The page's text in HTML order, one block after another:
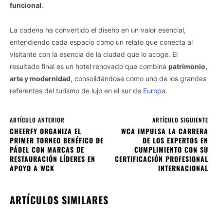
funcional.
La cadena ha convertido el diseño en un valor esencial,
entendiendo cada espacio como un relato que conecta al
visitante con la esencia de la ciudad que lo acoge. El
resultado final es un hotel renovado que combina patrimonio,
arte y modernidad, consolidándose como uno de los grandes
referentes del turismo de lujo en el sur de Europa.
ARTÍCULO ANTERIOR
CHEERFY ORGANIZA EL
PRIMER TORNEO BENÉFICO DE
PÁDEL CON MARCAS DE
RESTAURACIÓN LÍDERES EN
APOYO A WCK
ARTÍCULO SIGUIENTE
WCA IMPULSA LA CARRERA
DE LOS EXPERTOS EN
CUMPLIMIENTO CON SU
CERTIFICACIÓN PROFESIONAL
INTERNACIONAL
ARTÍCULOS SIMILARES